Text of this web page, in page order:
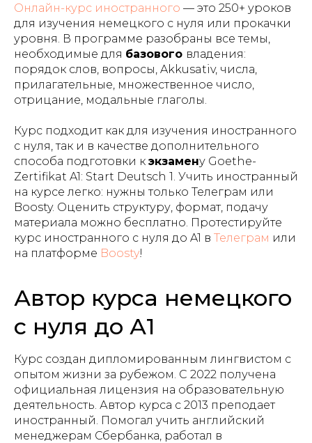
Онлайн-курс иностранного — это 250+ уроков
для изучения немецкого с нуля или прокачки
уровня. В программе разобраны все темы,
необходимые для базового владения:
порядок слов, вопросы, Akkusativ, числа,
прилагательные, множественное число,
отрицание, модальные глаголы.
Курс подходит как для изучения иностранного
с нуля, так и в качестве дополнительного
способа подготовки к экзамену Goethe-
Zertifikat A1: Start Deutsch 1. Учить иностранный
на курсе легко: нужны только Телеграм или
Boosty. Оценить структуру, формат, подачу
материала можно бесплатно. Протестируйте
курс иностранного с нуля до A1 в Телеграм или
на платформе Boosty!
Автор курса немецкого
с нуля до А1
Курс создан дипломированным лингвистом с
опытом жизни за рубежом. С 2022 получена
официальная лицензия на образовательную
деятельность. Автор курса с 2013 преподает
иностранный. Помогал учить английский
менеджерам Сбербанка, работал в